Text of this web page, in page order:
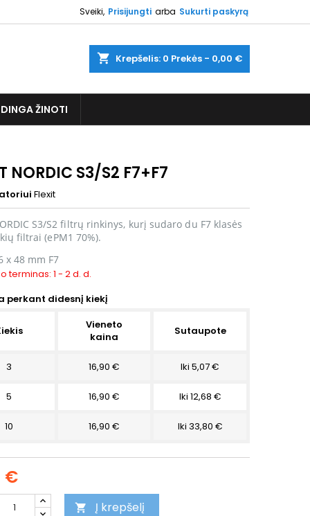
Sveiki, Prisijungti arba Sukurti paskyrą
shopping_cart Krepšelis: 0 Prekės - 0,00 €
ŽINOTI
NORDIC S3/S2 F7+F7
Flexit
S3/S2 filtrų rinkinys, kurį sudaro du F7 klasės
filtrai (ePM1 70%).
x 48 mm F7
terminas: 1 - 2 d. d.
perkant didesnį kiekį
Vieneto
kaina
Sutaupote
3 16,90 € Iki 5,07 €
5 16,90 € Iki 12,68 €
10 16,90 € Iki 33,80 €
€
 Į krepšelį